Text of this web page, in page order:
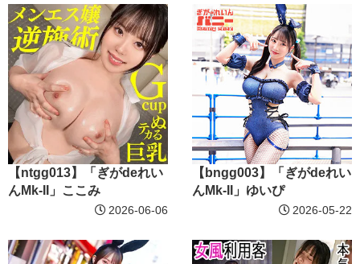
【ntgg013】「ぎがdeれい
んMk-II」ここみ
2026-06-06
【bngg003】「ぎがdeれい
んMk-II」ゆいぴ
2026-05-22